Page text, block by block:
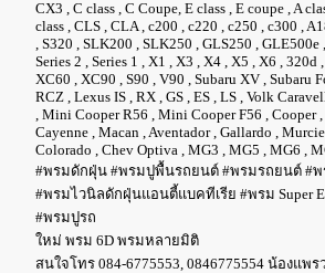
CX3 , C class , C Coupe, E class , E coupe , A
class , CLS , CLA , c200 , c220 , c250 , c300 ,
, S320 , SLK200 , SLK250 , GLS250 , GLE500e
Series 2 , Series 1 , X1 , X3 , X4 , X5 , X6 ,
XC60 , XC90 , S90 , V90 , Subaru XV , Subaru
RCZ , Lexus IS , RX , GS , ES , LS , Volk
, Mini Cooper R56 , Mini Cooper F56 , Cooper
Cayenne , Macan , Aventador , Gallardo ,
Colorado , Chev Optiva , MG3 , MG5 , MG6 ,
#พรมดักฝุ่น #พรมปูพื้นรถยนต์ #พรมรถยนต์ #พ
#พรมไวนิลดักฝุ่นแอนตี้แบคทีเรีย #พรม Super
#พรมปูรถ
ใหม่ พรม 6D พรมหลายมิติ
สนใจโทร 084-6775553, 0846775554 น้องแพร